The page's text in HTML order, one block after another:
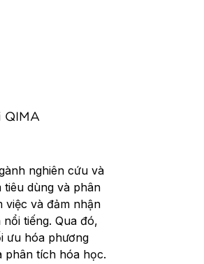
QIMA
nghiên cứu và
dùng và phân
việc và đảm nhận
tiếng. Qua đó,
ưu hóa phương
phân tích hóa học.